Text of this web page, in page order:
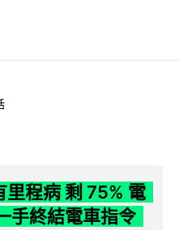
程病 剩 75% 電
手終結電車指令